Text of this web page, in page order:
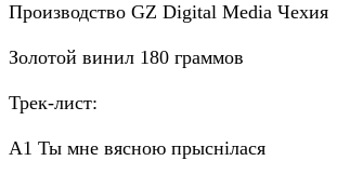
Производство GZ Digital Media Чехия
Золотой винил 180 граммов
Трек-лист:
А1 Ты мне вясною прыснілася